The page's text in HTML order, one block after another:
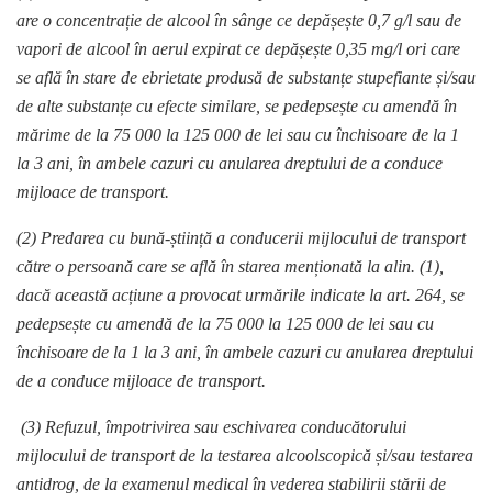
are o concentrație de alcool în sânge ce depășește 0,7 g/l sau de
vapori de alcool în aerul expirat ce depășește 0,35 mg/l ori care
se află în stare de ebrietate produsă de substanțe stupefiante și/sau
de alte substanțe cu efecte similare, se pedepsește cu amendă în
mărime de la 75 000 la 125 000 de lei sau cu închisoare de la 1
la 3 ani, în ambele cazuri cu anularea dreptului de a conduce
mijloace de transport.
(2) Predarea cu bună-știință a conducerii mijlocului de transport
către o persoană care se află în starea menționată la alin. (1),
dacă această acțiune a provocat urmările indicate la art. 264, se
pedepsește cu amendă de la 75 000 la 125 000 de lei sau cu
închisoare de la 1 la 3 ani, în ambele cazuri cu anularea dreptului
de a conduce mijloace de transport.
(3) Refuzul, împotrivirea sau eschivarea conducătorului
mijlocului de transport de la testarea alcoolscopică și/sau testarea
antidrog, de la examenul medical în vederea stabilirii stării de